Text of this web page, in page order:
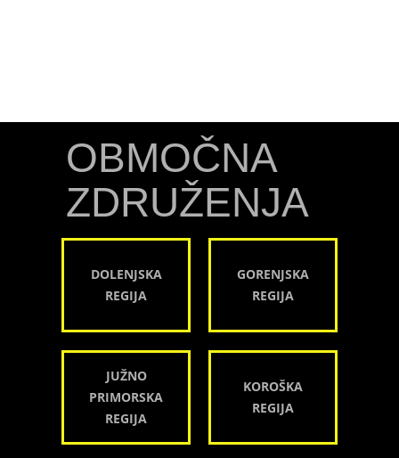
OBMOČNA
ZDRUŽENJA
DOLENJSKA
REGIJA
GORENJSKA
REGIJA
JUŽNO
PRIMORSKA
REGIJA
KOROŠKA
REGIJA